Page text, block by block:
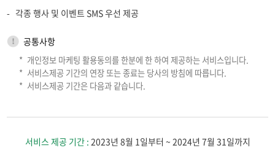
각종 행사 및 이벤트 SMS 우선 제공
공통사항
개인정보 마케팅 활용동의를 한분에 한 하여 제공하는 서비스입니다.
서비스제공 기간의 연장 또는 종료는 당사의 방침에 따릅니다.
서비스제공 기간은 다음과 같습니다.
서비스 제공 기간 : 2023년 8월 1일부터 ~ 2024년 7월 31일까지